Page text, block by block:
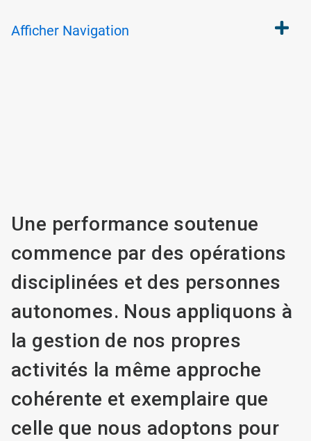
Afficher Navigation
Une performance soutenue
commence par des opérations
disciplinées et des personnes
autonomes. Nous appliquons à
la gestion de nos propres
activités la même approche
cohérente et exemplaire que
celle que nous adoptons pour